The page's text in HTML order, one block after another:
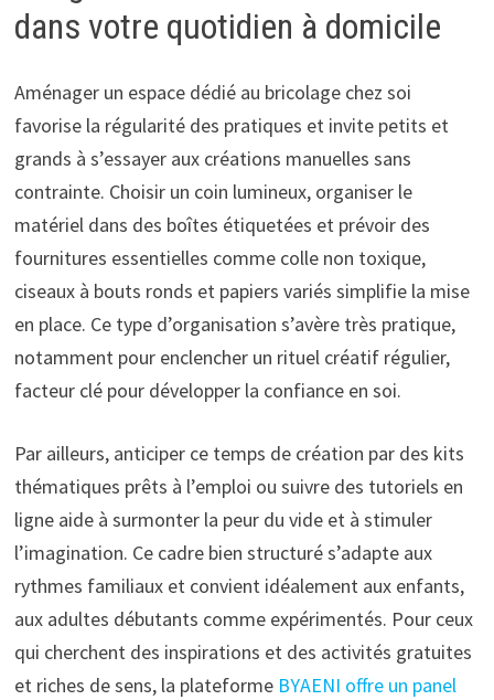
dans votre quotidien à domicile
Aménager un espace dédié au bricolage chez soi
favorise la régularité des pratiques et invite petits et
grands à s’essayer aux créations manuelles sans
contrainte. Choisir un coin lumineux, organiser le
matériel dans des boîtes étiquetées et prévoir des
fournitures essentielles comme colle non toxique,
ciseaux à bouts ronds et papiers variés simplifie la mise
en place. Ce type d’organisation s’avère très pratique,
notamment pour enclencher un rituel créatif régulier,
facteur clé pour développer la confiance en soi.
Par ailleurs, anticiper ce temps de création par des kits
thématiques prêts à l’emploi ou suivre des tutoriels en
ligne aide à surmonter la peur du vide et à stimuler
l’imagination. Ce cadre bien structuré s’adapte aux
rythmes familiaux et convient idéalement aux enfants,
aux adultes débutants comme expérimentés. Pour ceux
qui cherchent des inspirations et des activités gratuites
et riches de sens, la plateforme BYAENI offre un panel